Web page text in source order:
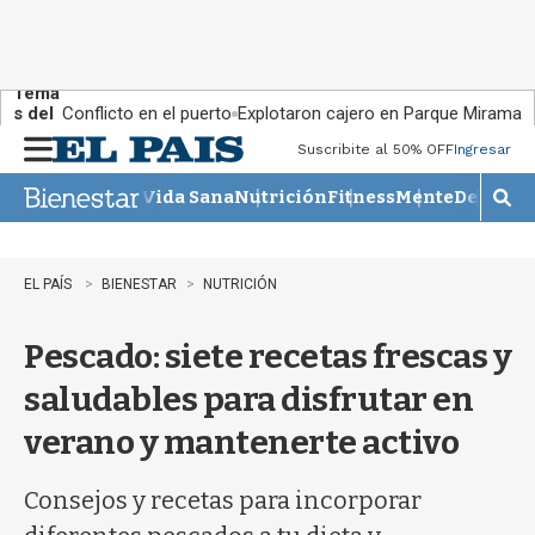
Tema
s del
día:
Conflicto en el puerto Explotaron cajero en Parque Miramar
n
u
Suscribite al 50% OFFIngresar
Vida SanaNutriciónFitnessMente
M
o
r
b
EL PAÍS BIENESTAR NUTRICIÓN
Pescado: siete recetas frescas y
saludables para disfrutar en
verano y mantenerte activo
Consejos y recetas para incorporar